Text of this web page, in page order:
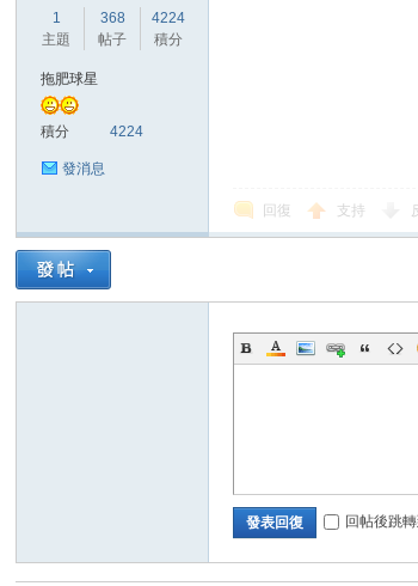
討
1
主題
368
帖子
4224
積分
拖肥球星
積分 4224
發消息
回復 支持
發表回復 回帖後跳